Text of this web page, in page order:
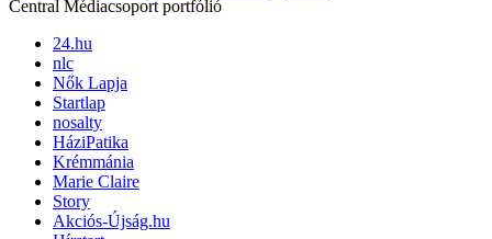
Central Médiacsoport portfólió
24.hu
nlc
Nők Lapja
Startlap
nosalty
HáziPatika
Krémmánia
Marie Claire
Story
Akciós-Újság.hu